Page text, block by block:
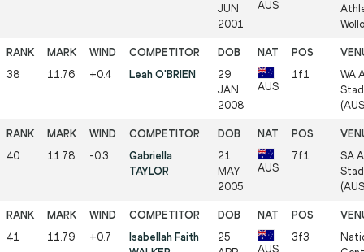
JUN
2001
AUS
38 11.76 +0.4 Leah O'BRIEN
29
JAN
2008
AUS
1f1
WA
40 11.78 -0.3
Gabriella
TAYLOR
21
MAY
2005
AUS
7f1
SA
41 11.79 +0.7
Isabellah Faith
25
AUS
3f3